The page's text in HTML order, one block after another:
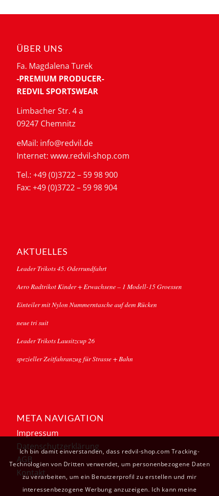
ÜBER UNS
Fa. Magdalena Turek
-PREMIUM PRODUCER-
REDVIL SPORTSWEAR
Limbacher Str. 4 a
09247 Chemnitz
eMail: info@redvil.de
Internet: www.redvil-shop.com
Tel.: +49 (0)3722 – 59 98 900
Fax: +49 (0)3722 – 59 98 904
AKTUELLES
Leader Trikots 45. Oderrundfahrt
Aero Radtrikot Kinder + Erwachsene – 1 Modell-15 Groessen
Einteiler mit Nylon Nummerntasche auf dem Rücken
neue tri suit
Leader Trikots Lausitzcup 26
spezieller Zeitfahranzug für Strasse + Bahn
META NAVIGATION
Impressum
Datenschutzerklärung
AGB
Kontakt
Ich bin damit einverstanden, dass redvil-shop.com Tracking-
Technologien von Dritten verwendet, um personenbezogene Daten
zu verarbeiten, um ein Benutzerprofil zu erstellen und mir
interessenbezogene Werbung anzuzeigen. Ich kann meine